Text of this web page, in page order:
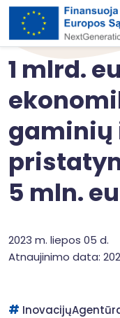
1 mlrd.
gaminių
5 mln.
2023 m. liepos 05 d.
Atnaujinimo data: